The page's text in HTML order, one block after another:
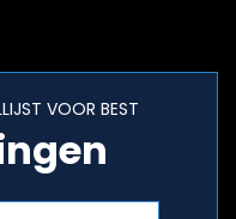
VOOR BEST